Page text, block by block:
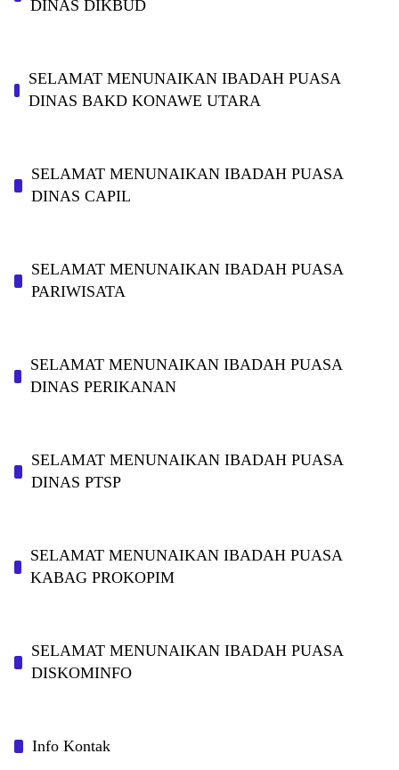
DINAS DIKBUD
SELAMAT MENUNAIKAN IBADAH PUASA
DINAS BAKD KONAWE UTARA
SELAMAT MENUNAIKAN IBADAH PUASA
DINAS CAPIL
SELAMAT MENUNAIKAN IBADAH PUASA
PARIWISATA
SELAMAT MENUNAIKAN IBADAH PUASA
DINAS PERIKANAN
SELAMAT MENUNAIKAN IBADAH PUASA
DINAS PTSP
SELAMAT MENUNAIKAN IBADAH PUASA
KABAG PROKOPIM
SELAMAT MENUNAIKAN IBADAH PUASA
DISKOMINFO
Info Kontak